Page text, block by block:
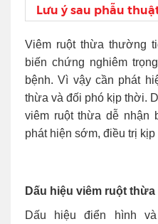
Lưu ý sau phẫu
Viêm ruột thừa thường
biến chứng nghiêm
bệnh. Vì vậy cần phát
thừa và đối phó kịp thời.
viêm ruột thừa dễ nhận
phát hiện sớm, điều trị
Dấu hiệu viêm ruột
Dấu hiệu điển hình